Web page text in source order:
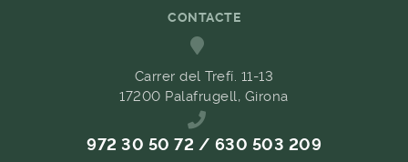
CONTACTE
Carrer del Trefí. 11-13
17200 Palafrugell, Girona
972 30 50 72 / 630 503 209